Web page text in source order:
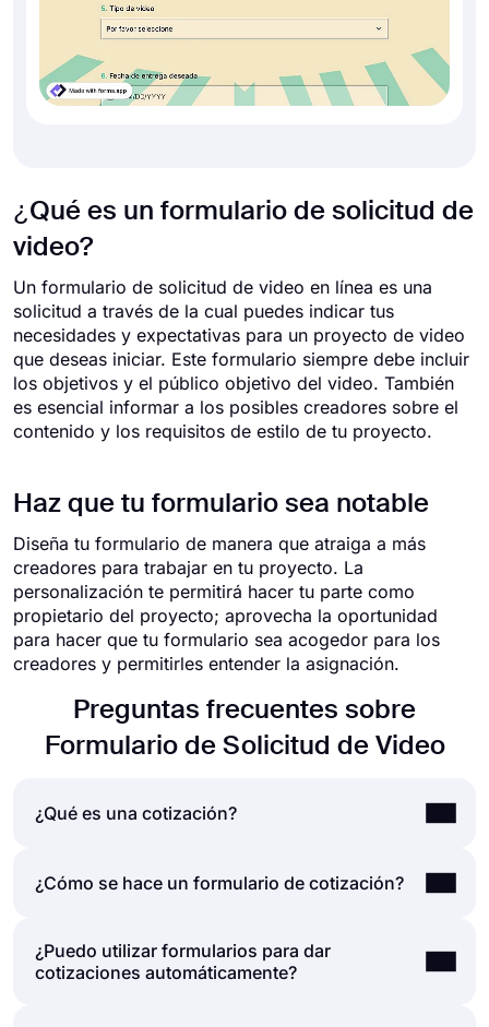
¿Qué es un formulario de solicitud de
video?
Un formulario de solicitud de video en línea es una
solicitud a través de la cual puedes indicar tus
necesidades y expectativas para un proyecto de video
que deseas iniciar. Este formulario siempre debe incluir
los objetivos y el público objetivo del video. También
es esencial informar a los posibles creadores sobre el
contenido y los requisitos de estilo de tu proyecto.
Haz que tu formulario sea notable
Diseña tu formulario de manera que atraiga a más
creadores para trabajar en tu proyecto. La
personalización te permitirá hacer tu parte como
propietario del proyecto; aprovecha la oportunidad
para hacer que tu formulario sea acogedor para los
creadores y permitirles entender la asignación.
Preguntas frecuentes sobre
Formulario de Solicitud de Video
¿Qué es una cotización?
Una cotización, también conocida como
a los clientes a una tarifa fija. Antes de que los
clientes soliciten un producto o servicio, a
¿Cómo se hace un formulario de cotización?
Para crear un formulario de cotización para su
negocio, necesitará unaaplicación de creación de
¿Puedo utilizar formularios para dar
cotizaciones automáticamente?